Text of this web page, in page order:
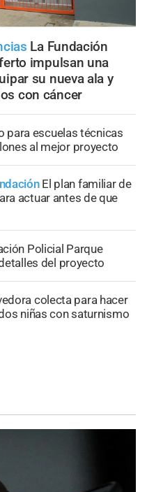
La Fundación
impulsan una
su nueva ala y
con cáncer
para escuelas técnicas
al mejor proyecto
El plan familiar de
actuar antes de que
Policial Parque
del proyecto
colecta para hacer
niñas con saturnismo